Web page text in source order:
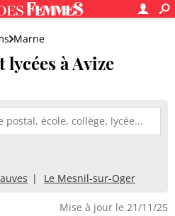
Marne
lycées à Avize
Le Mesnil-sur-Oger
Mise à jour le 21/11/25